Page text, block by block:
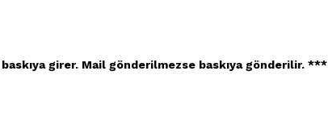
girer. Mail gönderilmezse baskıya gönderilir. ***